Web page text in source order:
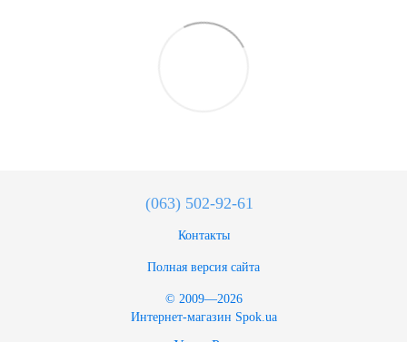
(063) 502-92-61
Контакты
Полная версия сайта
© 2009—2026
Интернет-магазин Spok.ua